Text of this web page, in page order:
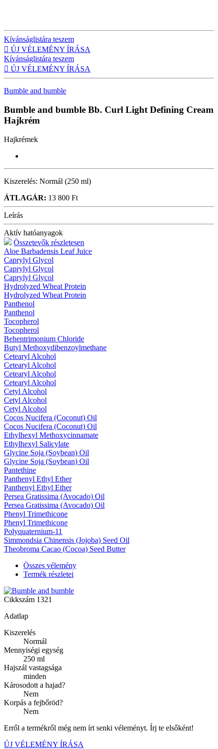
Kívánságlistára teszem
 ÚJ VÉLEMÉNY ÍRÁSA
Kívánságlistára teszem
 ÚJ VÉLEMÉNY ÍRÁSA
Bumble and bumble
Bumble and bumble Bb. Curl Light Defining Cream
Hajkrém
Hajkrémek
Kiszerelés: Normál (250 ml)
ÁTLAGÁR: 13 800 Ft
Leírás
Aktív hatóanyagok
Összetevők részletesen
Aloe Barbadensis Leaf Juice
Caprylyl Glycol
Caprylyl Glycol
Caprylyl Glycol
Hydrolyzed Wheat Protein
Hydrolyzed Wheat Protein
Panthenol
Panthenol
Tocopherol
Tocopherol
Behentrimonium Chloride
Butyl Methoxydibenzoylmethane
Cetearyl Alcohol
Cetearyl Alcohol
Cetearyl Alcohol
Cetearyl Alcohol
Cetyl Alcohol
Cetyl Alcohol
Cetyl Alcohol
Cocos Nucifera (Coconut) Oil
Cocos Nucifera (Coconut) Oil
Ethylhexyl Methoxycinnamate
Ethylhexyl Salicylate
Glycine Soja (Soybean) Oil
Glycine Soja (Soybean) Oil
Pantethine
Panthenyl Ethyl Ether
Panthenyl Ethyl Ether
Persea Gratissima (Avocado) Oil
Persea Gratissima (Avocado) Oil
Phenyl Trimethicone
Phenyl Trimethicone
Polyquaternium-11
Simmondsia Chinensis (Jojoba) Seed Oil
Theobroma Cacao (Cocoa) Seed Butter
Összes vélemény
Termék részletei
Cikkszám 1321
Adatlap
Kiszerelés
Normál
Mennyiségi egység
250 ml
Hajszál vastagsága
minden
Károsodott a hajad?
Nem
Korpás a fejbőröd?
Nem
Erről a termékről még nem írt senki véleményt. Írj te elsőként!
ÚJ VÉLEMÉNY ÍRÁSA